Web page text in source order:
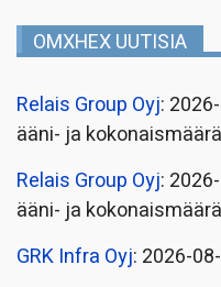
OMXHEX UUTISIA
Relais Group Oyj:
ääni- ja kokonaismäärä
Relais Group Oyj:
ääni- ja kokonaismäärä
GRK Infra Oyj: 2026-